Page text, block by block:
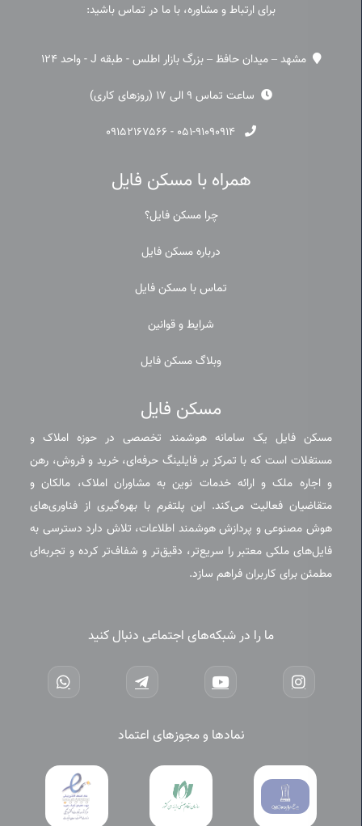
برای ارتباط و مشاوره، با ما در تماس باشید:
مشهد – میدان حافظ – بزرگ بازار اطلس - طبقه J - واحد 124
ساعت تماس 9 الی 17 (روزهای کاری)
۰۵۱-۹۱۰۹۰۹۱۴ - ۰۹۱۵۲۱۶۷۵۶۶
همراه با مسکن فایل
چرا مسکن فایل؟
درباره مسکن فایل
تماس با مسکن فایل
شرایط و قوانین
وبلاگ مسکن فایل
مسکن فایل
مسکن فایل یک سامانه هوشمند تخصصی در حوزه املاک و
مستغلات است که با تمرکز بر فایلینگ حرفه‌ای، خرید و فروش، رهن
و اجاره ملک و ارائه خدمات نوین به مشاوران املاک، مالکان و
متقاضیان فعالیت می‌کند. این پلتفرم با بهره‌گیری از فناوری‌های
هوش مصنوعی و پردازش هوشمند اطلاعات، تلاش دارد دسترسی به
فایل‌های ملکی معتبر را سریع‌تر، دقیق‌تر و شفاف‌تر کرده و تجربه‌ای
مطمئن برای کاربران فراهم سازد.
ما را در شبکه‌های اجتماعی دنبال کنید
نمادها و مجوزهای اعتماد